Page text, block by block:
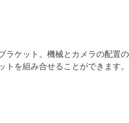
ラケット。機械とカメラの配置の
を組み合せることができます。